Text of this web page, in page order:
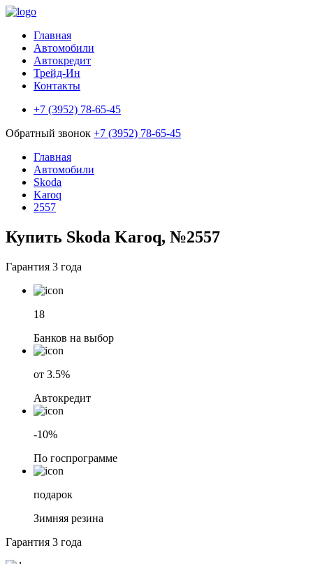
Главная
Автомобили
Автокредит
Трейд-Ин
Контакты
+7 (3952) 78-65-45
Обратный звонок +7 (3952) 78-65-45
Главная
Автомобили
Skoda
Karoq
2557
Купить Skoda Karoq, №2557
Гарантия 3 года
18
Банков на выбор
от 3.5%
Автокредит
-10%
По госпрограмме
подарок
Зимняя резина
Гарантия 3 года